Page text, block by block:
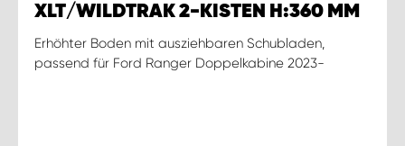
XLT/WILDTRAK 2-KISTEN H:360 MM
Erhöhter Boden mit ausziehbaren Schubladen,
passend für Ford Ranger Doppelkabine 2023-